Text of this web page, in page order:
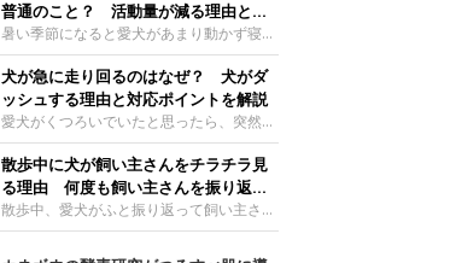
め方と対応のポイントなどについて、いぬ
のきもち獣医師相談室の原 駿太朗先生に
伺いました。クーンと鳴くのはどんな気持
ち？いぬのきもち投稿写真ギャラリー犬が
クーンと小さく鳴くときは、何らかの感情
を伝えようとしている場合があると考えら
れています。大
しない』など散歩に行きたがらないコもい
るようです。愛犬の運動をさせてあげたい
のに、散歩に行きたがらない。このような
場合はどう対応すればよいのでしょうか？
「愛犬が夏に散歩に行きたがらない場合の
対応」について、いぬのきもち獣医師相談
室の白山さとこ先生に聞きました。Q.夏に
犬の散歩に行くときの注意点は？ いぬの
きもち投稿写真ギャラリーーー夏に愛犬と
散歩に行くときは、どのようなことに注意
をするとよい
普通のこと？ 活動量が減る理由と対
策とは
暑い季節になると愛犬があまり動かず寝て
ばかりだと感じる飼い主さんはいません
か？その様子に、愛犬が夏バテで疲れてい
るのか、元気がないのかなど不安に感じる
方もいるのではないかと思います。 で
は、犬が寝てばかりいるときに対処が必要
かを見極める方法はあるのでしょうか？
「犬の活動量が夏に減る理由と対策」につ
いて、いぬのきもち獣医師相談室の山口み
き先生に話を聞きました。Q. 夏に犬の活
犬が急に走り回るのはなぜ？ 犬がダ
ッシュする理由と対応ポイントを解説
愛犬がくつろいでいたと思ったら、突然部
屋の中を走り回り始める――そんな様子に
驚いたことはありませんか？ 急な動きに
「何が起きているの？」と戸惑う飼い主さ
んも多いでしょう。落ち着いていたはずな
のに、急にスイッチが入ったように見える
と不安になることもあります。今回は、犬
散歩中に犬が飼い主さんをチラチラ見
る理由 何度も飼い主さんを振り返る
のはなぜ？
散歩中、愛犬がふと振り返って飼い主さん
の様子を確認する…そんな場面に心当たり
はありませんか？ 何度もチラチラ見られ